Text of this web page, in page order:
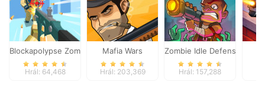
Blockapolypse Zombie Shooter
Hrál: 64,468
Mafia Wars
Hrál: 203,369
Zombie Idle Defense
Hrál: 157,288